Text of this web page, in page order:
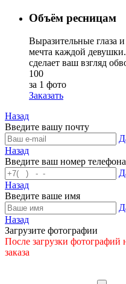
Объём ресницам
Выразительные глаза
мечта каждой
сделает ваш взгляд
100
за 1 фото
Заказать
Назад
Введите вашу почту
Назад
Введите ваш номер телефона
Назад
Введите ваше имя
Назад
Загрузите фотографии
После загрузки
заказа